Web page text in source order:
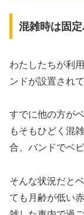
混雑時は固
わたしたちが利
ンドが設置され
すでに他の方が
もそもひどく混
合、バンドでベ
そんな状況だと
ても月齢が低い